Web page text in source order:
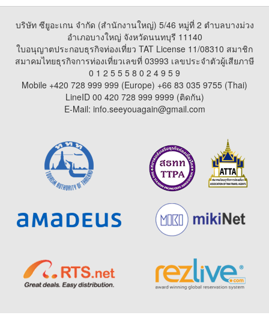
บริษัท ซียูอะเกน จำกัด (สำนักงานใหญ่) 5/46 หมู่ที่ 2 ตำบลบางม่วง
อำเภอบางใหญ่ จังหวัดนนทบุรี 11140
ใบอนุญาตประกอบธุรกิจท่องเที่ยว TAT License 11/08310 สมาชิก
สมาคมไทยธุรกิจการท่องเที่ยวเลขที่ 03993 เลขประจำตัวผู้เสียภาษี
0 1 2 5 5 5 8 0 2 4 9 5 9
Mobile +420 728 999 999 (Europe) +66 83 035 9755 (Thai)
LineID 00 420 728 999 9999 (ติดกัน)
E-Mail: info.seeyouagain@gmail.com